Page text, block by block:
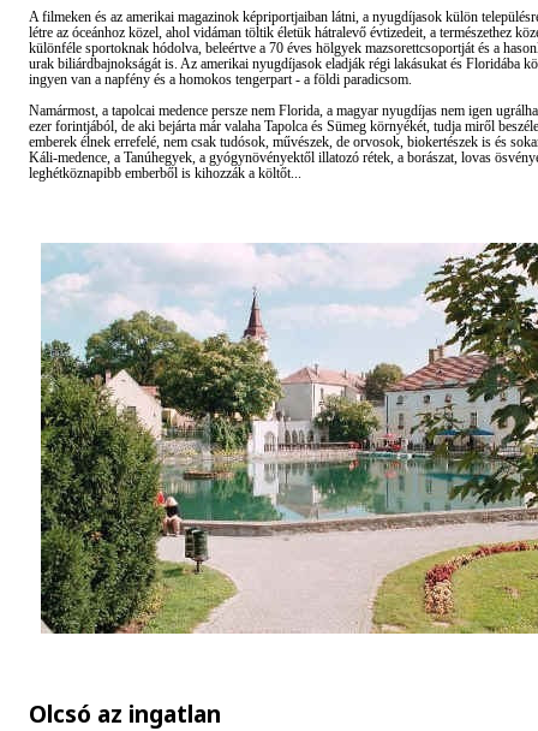
A filmeken és az amerikai magazinok képriportjaiban látni, a nyugdíjasok külön
létre az óceánhoz közel, ahol vidáman töltik életük hátralevő évtizedeit, a természethez
különféle sportoknak hódolva, beleértve a 70 éves hölgyek mazsorettcsoportját és a
urak biliárdbajnokságát is. Az amerikai nyugdíjasok eladják régi lakásukat és Floridába
ingyen van a napfény és a homokos tengerpart - a földi paradicsom.
Namármost, a tapolcai medence persze nem Florida, a magyar nyugdíjas nem igen
ezer forintjából, de aki bejárta már valaha Tapolca és Sümeg környékét, tudja miről
emberek élnek errefelé, nem csak tudósok, művészek, de orvosok, biokertészek is és
Káli-medence, a Tanúhegyek, a gyógynövényektől illatozó rétek, a borászat, lovas
leghétköznapibb emberből is kihozzák a költőt...
Olcsó az ingatlan